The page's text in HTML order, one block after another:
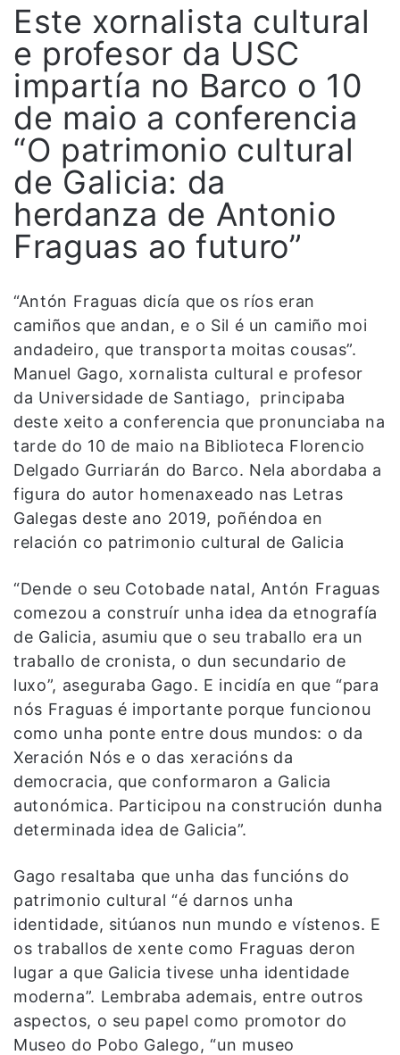
Este xornalista cultural
e profesor da USC
impartía no Barco o 10
de maio a conferencia
“O patrimonio cultural
de Galicia: da
herdanza de Antonio
Fraguas ao futuro”
“Antón Fraguas dicía que os ríos eran
camiños que andan, e o Sil é un camiño moi
andadeiro, que transporta moitas cousas”.
Manuel Gago, xornalista cultural e profesor
da Universidade de Santiago, principaba
deste xeito a conferencia que pronunciaba na
tarde do 10 de maio na Biblioteca Florencio
Delgado Gurriarán do Barco. Nela abordaba a
figura do autor homenaxeado nas Letras
Galegas deste ano 2019, poñéndoa en
relación co patrimonio cultural de Galicia
“Dende o seu Cotobade natal, Antón Fraguas
comezou a construír unha idea da etnografía
de Galicia, asumiu que o seu traballo era un
traballo de cronista, o dun secundario de
luxo”, aseguraba Gago. E incidía en que “para
nós Fraguas é importante porque funcionou
como unha ponte entre dous mundos: o da
Xeración Nós e o das xeracións da
democracia, que conformaron a Galicia
autonómica. Participou na construción dunha
determinada idea de Galicia”.
Gago resaltaba que unha das funcións do
patrimonio cultural “é darnos unha
identidade, sitúanos nun mundo e vístenos. E
os traballos de xente como Fraguas deron
lugar a que Galicia tivese unha identidade
moderna”. Lembraba ademais, entre outros
aspectos, o seu papel como promotor do
Museo do Pobo Galego, “un museo